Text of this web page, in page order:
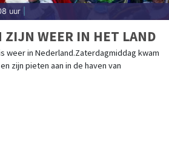
uur
WEER IN HET LAND
weer in Nederland.Zaterdagmiddag kwam
zijn pieten aan in de haven van